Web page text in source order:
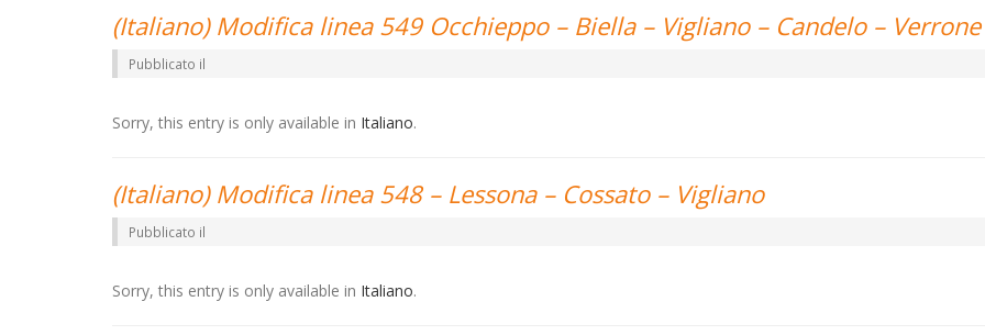
(Italiano) Modifica linea 549 Occhieppo – Biella – Vigliano – Candelo –
Pubblicato il
Sorry, this entry is only available in Italiano.
(Italiano) Modifica linea 548 – Lessona – Cossato – Vigliano
Pubblicato il
Sorry, this entry is only available in Italiano.